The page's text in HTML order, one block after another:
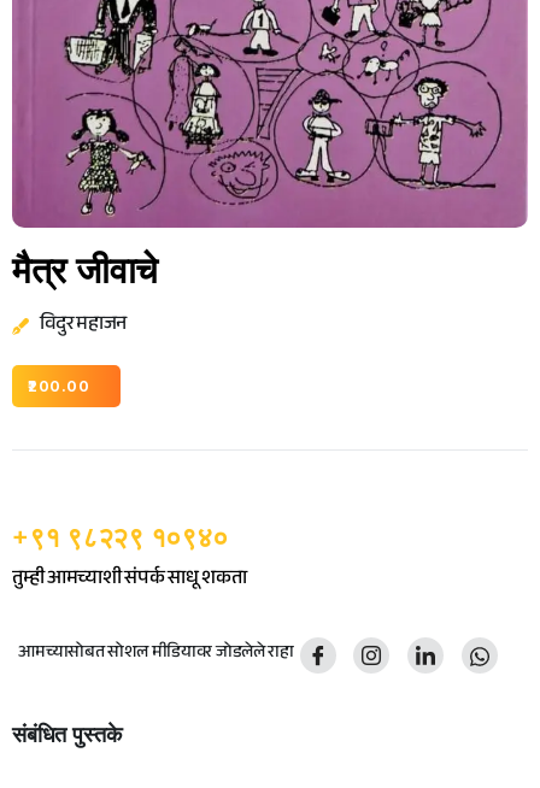
मैत्र जीवाचे
विदुर महाजन
200.00
+९१ ९८२२९ १०९४०
तुम्ही आमच्याशी संपर्क साधू शकता
आमच्यासोबत सोशल मीडियावर जोडलेले राहा
संबंधित पुस्तके